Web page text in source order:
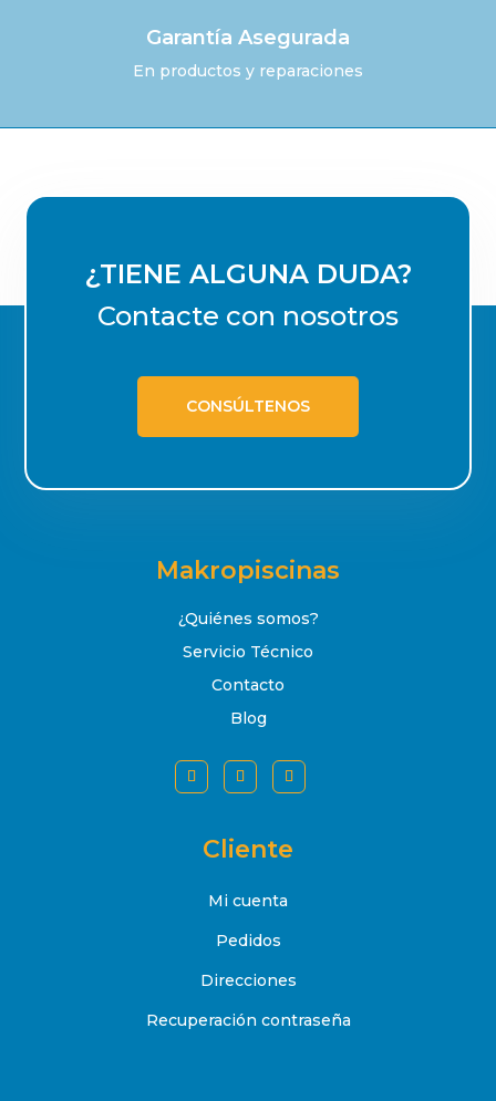
Garantía Asegurada
En productos y reparaciones
¿TIENE ALGUNA DUDA?
Contacte con nosotros
CONSÚLTENOS
Makropiscinas
¿Quiénes somos?
Servicio Técnico
Contacto
Blog
Cliente
Mi cuenta
Pedidos
Direcciones
Recuperación contraseña